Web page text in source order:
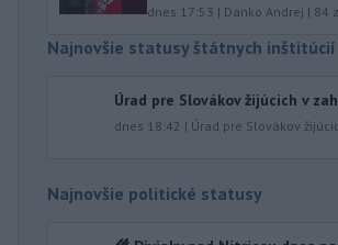
dnes 17:53 | Danko Andrej | 84
Najnovšie statusy štátnych inštitúcií
Úrad pre Slovákov žijúcich v
dnes 18:42 | Úrad pre Slovákov
Najnovšie politické statusy